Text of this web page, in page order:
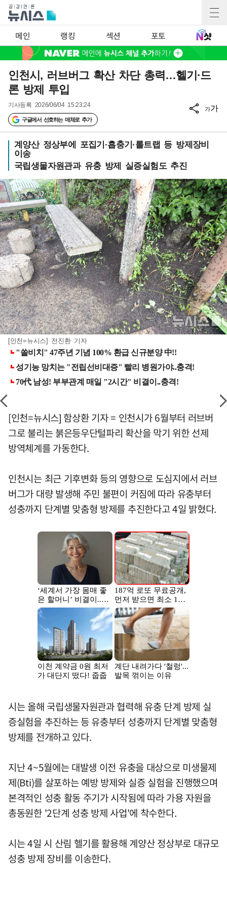
메인 랭킹 섹션 포토
인천시, 러브버그 확산 차단 총력…헬기·드
론 방제 투입
기사등록 2026/06/04 15:23:24
구글에서 선호하는 매체로 추가
가가
계양산 정상부에 포집기·흡충기·롤트랩 등 방제장비
이송
국립생물자원관과 유충 방제 실증실험도 추진
[인천=뉴시스] 전진환 기자
[인천=뉴시스] 함상환 기자 = 인천시가 6월부터 러브버
그로 불리는 붉은등우단털파리 확산을 막기 위한 선제
방역체계를 가동한다.
인천시는 최근 기후변화 등의 영향으로 도심지에서 러브
버그가 대량 발생해 주민 불편이 커짐에 따라 유충부터
성충까지 단계별 맞춤형 방제를 추진한다고 4일 밝혔다.
시는 올해 국립생물자원관과 협력해 유충 단계 방제 실
증실험을 추진하는 등 유충부터 성충까지 단계별 맞춤형
방제를 전개하고 있다.
지난 4~5월에는 대발생 이전 유충을 대상으로 미생물제
제(Bti)를 살포하는 예방 방제와 실증 실험을 진행했으며
본격적인 성충 활동 주기가 시작됨에 따라 가용 자원을
총동원한 '2단계 성충 방제 사업'에 착수한다.
시는 4일 시 산림 헬기를 활용해 계양산 정상부로 대규모
성충 방제 장비를 이송한다.